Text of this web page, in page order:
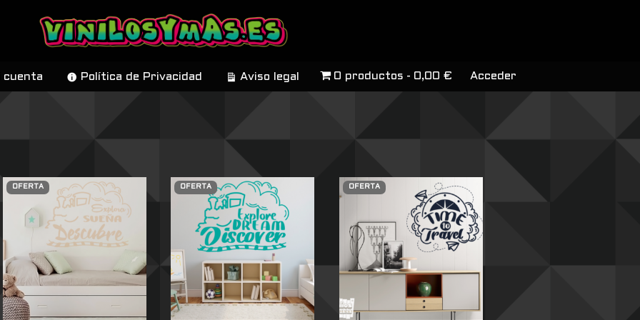
cuenta Política de Privacidad Aviso legal 0 productos 0,00 € Acceder
OFERTA OFERTA OFERTA